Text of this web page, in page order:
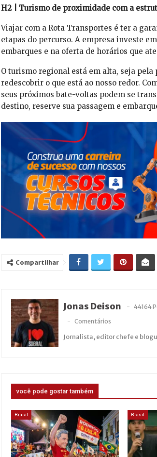
H2 | Turismo de proximidade com a
Viajar com a Rota Transportes é ter a
etapas do percurso. A empresa investe
embarques e na oferta de horários que
O turismo regional está em alta, seja
redescobrir o que está ao nosso redor.
seus próximos bate-voltas podem se
destino, reserve sua passagem e
Compartilhar
Jonas Deison
44164
Comentários
Jornalista, editor chefe e
você pode gostar também
Brasil Brasil